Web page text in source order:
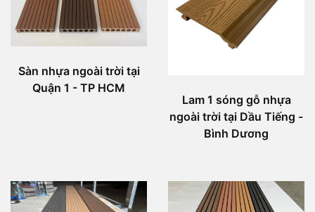
Sàn nhựa ngoài trời tại
Quận 1 - TP HCM
Lam 1 sóng gỗ nhựa
ngoài trời tại Dầu Tiếng -
Bình Dương